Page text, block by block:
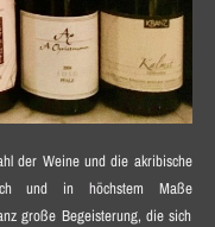
der Weine und die akribische
und in höchstem Maße
große Begeisterung, die sich